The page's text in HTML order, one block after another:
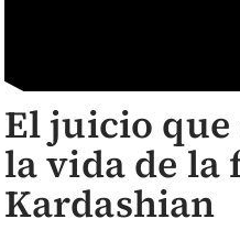
El juicio
la vida de
Kardashian